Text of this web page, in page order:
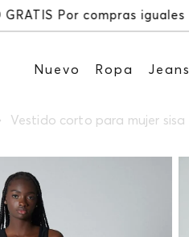
Nuevo Ropa Jeans
Vestido corto para mujer sisa